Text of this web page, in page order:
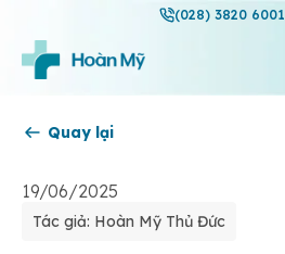
(028) 3820 6001
Hạnh Phúc
Quay lại
19/06/2025
Tác giả: Hoàn Mỹ Thủ Đức